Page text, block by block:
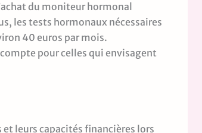
du moniteur hormonal
les tests hormonaux nécessaires
40 euros par mois.
pour celles qui envisagent
leurs capacités financières lors